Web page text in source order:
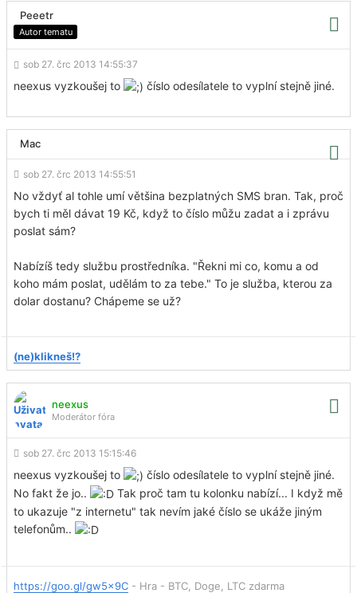
Peeetr
Autor tematu
sob 27. črc 2013 14:55:37
neexus vyzkoušej to číslo odesílatele to vyplní stejně jiné.
Mac
sob 27. črc 2013 14:55:51
No vždyť al tohle umí většina bezplatných SMS bran. Tak, proč
bych ti měl dávat 19 Kč, když to číslo můžu zadat a i zprávu
poslat sám?
Nabízíš tedy službu prostředníka. "Řekni mi co, komu a od
koho mám poslat, udělám to za tebe." To je služba, kterou za
dolar dostanu? Chápeme se už?
(ne)klikneš!?
neexus
Moderátor fóra
sob 27. črc 2013 15:15:46
neexus vyzkoušej to
číslo odesílatele to vyplní stejně jiné.
No fakt že jo..
Tak proč tam tu kolonku nabízí... I když mě
to ukazuje "z internetu" tak nevím jaké číslo se ukáže jiným
telefonům..
https://goo.gl/gw5x9C - Hra - BTC, Doge, LTC zdarma